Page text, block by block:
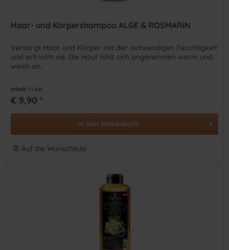
Haar- und Körpershampoo ALGE & ROSMARIN
Versorgt Haar und Körper mit der notwendigen Feuchtigkeit
und erfrischt sie. Die Haut fühlt sich angenehmen warm und
weich an.
Inhalt 1 Liter
€ 9,90 *
In den Warenkorb
Auf die Wunschliste